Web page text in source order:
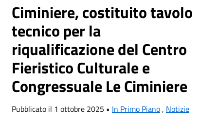
Ciminiere, costituito tavolo
tecnico per la
riqualificazione del Centro
Fieristico Culturale e
Congressuale Le Ciminiere
Pubblicato il 1 ottobre 2025 • In Primo Piano, Notizie